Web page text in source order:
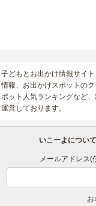
子どもとお出かけ情報サイ
情報、お出かけスポットの
ポット人気ランキングなど
運営しております。
いこーよについ
メールアドレス(
お